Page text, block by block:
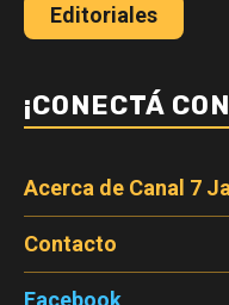
Editoriales
¡CONECTÁ
Acerca de Canal 7
Contacto
Facebook